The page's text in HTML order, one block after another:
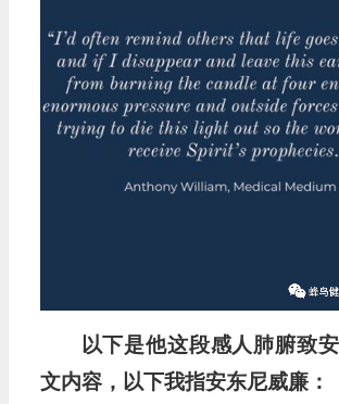
以下是他这段感人肺腑致
文内容，以下我指安东尼威廉：